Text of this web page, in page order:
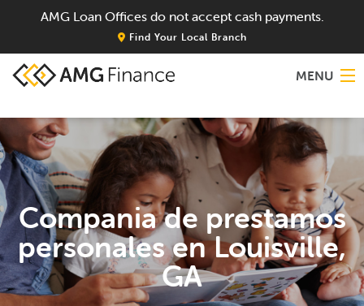
AMG Loan Offices do not accept cash payments.
Find Your Local Branch
MENU
Home
About
Services
Locations
Blog
Compania de prestamos
personales en Louisville,
GA